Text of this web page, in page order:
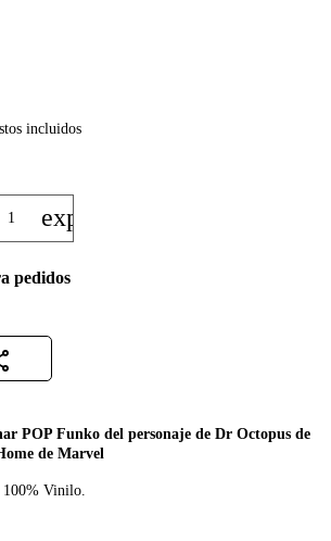
incluidos
POP Funko del personaje de Dr Octopus de
de Marvel
100% Vinilo.
expand_less
pedidos